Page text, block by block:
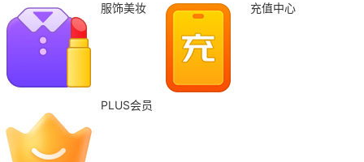
服饰美妆 充值中心
PLUS会员